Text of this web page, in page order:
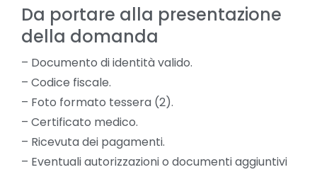
Da portare alla presentazione
della domanda
– Documento di identità valido.
– Codice fiscale.
– Foto formato tessera (2).
– Certificato medico.
– Ricevuta dei pagamenti.
– Eventuali autorizzazioni o documenti aggiuntivi